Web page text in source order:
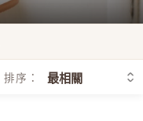
chant a
排序：